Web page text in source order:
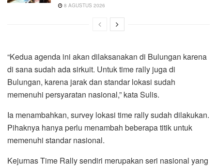
8 AGUSTUS 2026
“Kedua agenda ini akan dilaksanakan di Bulungan karena
di sana sudah ada sirkuit. Untuk time rally juga di
Bulungan, karena jarak dan standar lokasi sudah
memenuhi persyaratan nasional,” kata Sulis.
Ia menambahkan, survey lokasi time rally sudah dilakukan.
Pihaknya hanya perlu menambah beberapa titik untuk
memenuhi standar nasional.
Kejurnas Time Rally sendiri merupakan seri nasional yang